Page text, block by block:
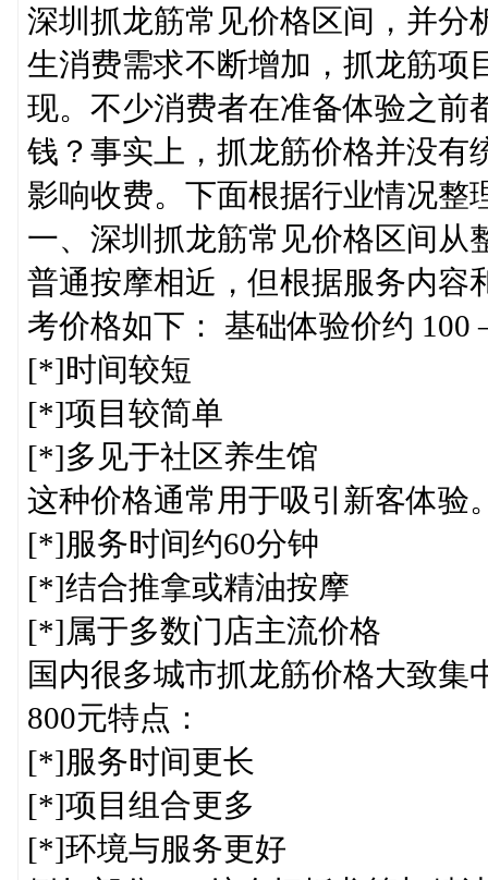
深圳抓龙筋常见价格区间，并分
生消费需求不断增加，抓龙筋项
现。不少消费者在准备体验之前
钱？事实上，抓龙筋价格并没有
影响收费。下面根据行业情况整
一、深圳抓龙筋常见价格区间从
普通按摩相近，但根据服务内容
考价格如下： 基础体验价约 100
[*]时间较短
[*]项目较简单
[*]多见于社区养生馆
这种价格通常用于吸引新客体验
[*]服务时间约60分钟
[*]结合推拿或精油按摩
[*]属于多数门店主流价格
国内很多城市抓龙筋价格大致集
800元特点：
[*]服务时间更长
[*]项目组合更多
[*]环境与服务更好